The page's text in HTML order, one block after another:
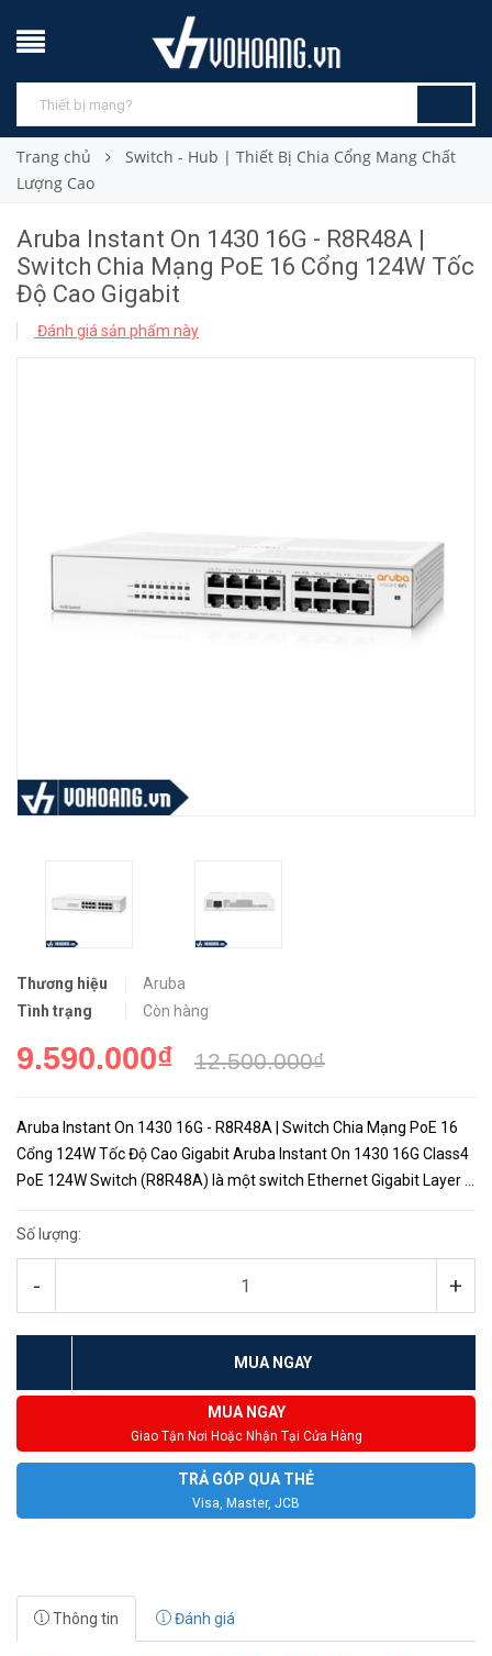
Trang chủ
Switch - Hub | Thiết Bị Chia Cổng Mang Chất
Lượng Cao
Aruba Instant On 1430 16G - R8R48A |
Switch Chia Mạng PoE 16 Cổng 124W Tốc
Độ Cao Gigabit
Đánh giá sản phẩm này
Thương hiệu
Aruba
Tình trạng
Còn hàng
9.590.000₫ 12.500.000₫
Aruba Instant On 1430 16G - R8R48A | Switch Chia Mạng PoE 16
Cổng 124W Tốc Độ Cao Gigabit Aruba Instant On 1430 16G Class4
PoE 124W Switch (R8R48A) là một switch Ethernet Gigabit Layer 2
Số lượng:
- +
MUA NGAY
MUA NGAY
Giao Tận Nơi Hoặc Nhận Tại Cửa Hàng
TRẢ GÓP QUA THẺ
Visa, Master, JCB
Thông tin Đánh giá